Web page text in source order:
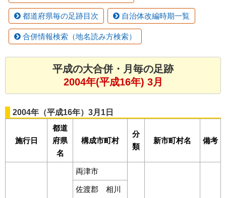
都道府県毎の足跡目次 自治体改編時期一覧
合併情報検索（地名読み方検索）
平成の大合併・月毎の足跡
2004年(平成16年) 3月
2004年（平成16年）3月1日
施行日
都道
府県
名
構成市町村
分
類
新市町村名 備考
両津市
佐渡郡 相川